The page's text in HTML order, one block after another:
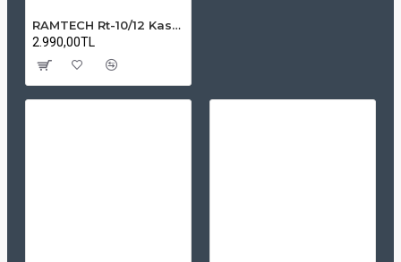
RAMTECH Rt-10/12 Kaskatlı/Sonlu Uydu Santral MultiSwitch + Adaptör
2.990,00TL